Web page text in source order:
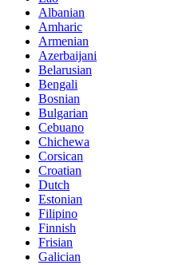
Albanian
Amharic
Armenian
Azerbaijani
Belarusian
Bengali
Bosnian
Bulgarian
Cebuano
Chichewa
Corsican
Croatian
Dutch
Estonian
Filipino
Finnish
Frisian
Galician